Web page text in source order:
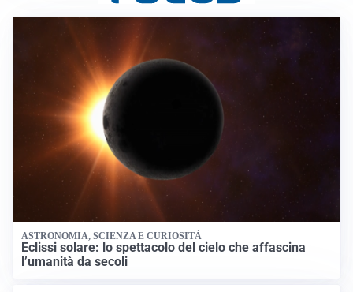
ASTRONOMIA, SCIENZA E CURIOSITÀ
Eclissi solare: lo spettacolo del cielo che affascina
l’umanità da secoli